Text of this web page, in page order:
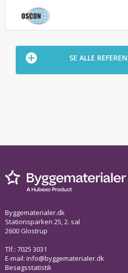
SE ALLE
Byggematerialer.dk
Stationsparken 25, 2. sal
2600 Glostrup
Tlf.: 7025 3031
E-mail: info@byggematerialer.dk
Besøgsstatistik